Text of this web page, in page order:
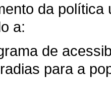
da política
a:
de
para a